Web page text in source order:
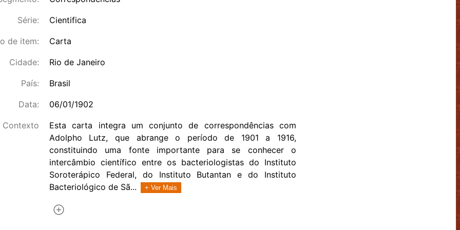
Série: Cientifica
de item: Carta
Cidade: Rio de Janeiro
País: Brasil
Data: 06/01/1902
Contexto
Esta carta integra um conjunto de correspondências com
Adolpho Lutz, que abrange o período de 1901 a 1916,
constituindo uma fonte importante para se conhecer o
intercâmbio científico entre os bacteriologistas do Instituto
Soroterápico Federal, do Instituto Butantan e do Instituto
Bacteriológico de Sã...
+ Ver Mais